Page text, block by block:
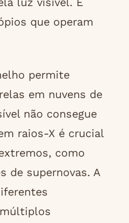
que operam
permite
em nuvens de
não consegue
raios-X é crucial
como
de supernovas. A